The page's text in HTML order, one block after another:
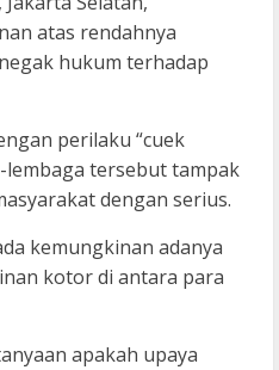
atas rendahnya
hukum terhadap
perilaku “cuek
lembaga tersebut tampak
dengan serius.
kemungkinan adanya
kotor di antara para
apakah upaya